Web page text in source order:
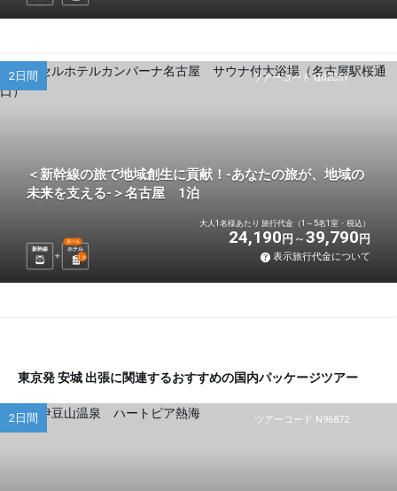
ツアーコード Q02C5Y
2日間
＜新幹線の旅で地域創生に貢献！-あなたの旅が、地域の
未来を支える-＞名古屋 1泊
新幹線 ホテル
選べる
1 泊
大人1名様あたり 旅行代金（1～5名1室・税込）
24,190 円 39,790 円
表示旅行代金について
東京発 安城 出張に関連するおすすめの国内パッケージツアー
ツアーコード N96872
2日間